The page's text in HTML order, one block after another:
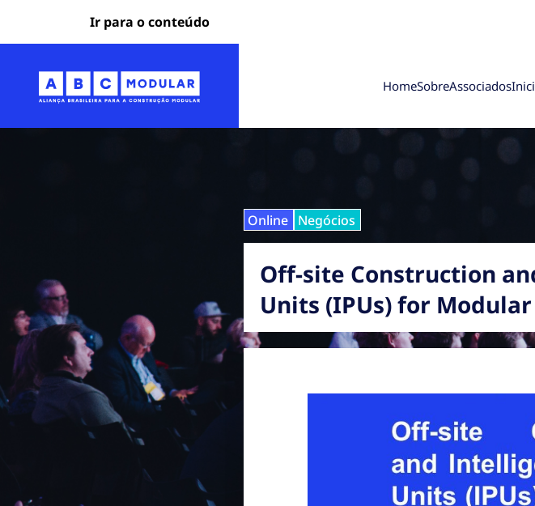
Ir para o conteúdo
HomeSobreAssociados
Online Negócios
Off-site Construction
Units (IPUs) for